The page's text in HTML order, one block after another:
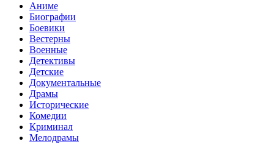
Аниме
Биографии
Боевики
Вестерны
Военные
Детективы
Детские
Документальные
Драмы
Исторические
Комедии
Криминал
Мелодрамы